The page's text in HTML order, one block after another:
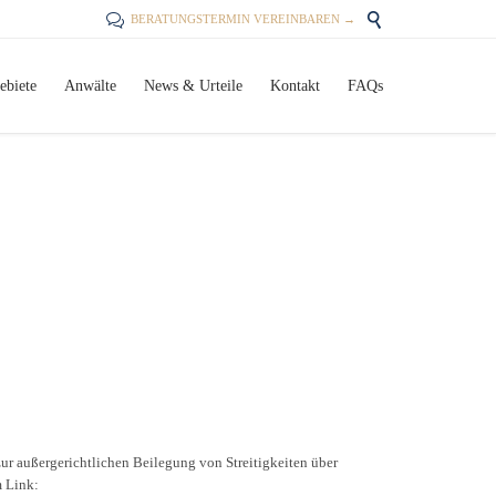
 BERATUNGSTERMIN VEREINBAREN → 
Anwälte News & Urteile Kontakt FAQs
außergerichtlichen Beilegung von Streitigkeiten über
Link: